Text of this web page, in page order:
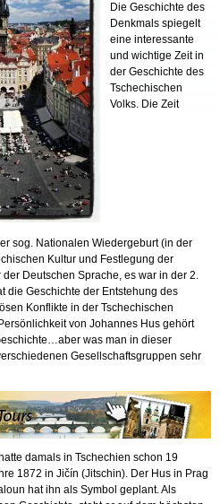
Die Geschichte des
Denkmals spiegelt
eine interessante
und wichtige Zeit in
der Geschichte des
Tschechischen
Volks. Die Zeit
sog. Nationalen Wiedergeburt (in der
Kultur und Festlegung der
Deutschen Sprache, es war in der 2.
die Geschichte der Entstehung des
Konflikte in der Tschechischen
von Johannes Hus gehört
was man in dieser
Gesellschaftsgruppen sehr
damals in Tschechien schon 19
1872 in Jičín (Jitschin). Der Hus in Prag
hat ihn als Symbol geplant. Als